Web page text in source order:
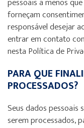
forneçam
responsável desejar
entrar em contato
nesta Política de
PARA QUE
PROCESSADOS?
Seus dados pessoais
serem processados,